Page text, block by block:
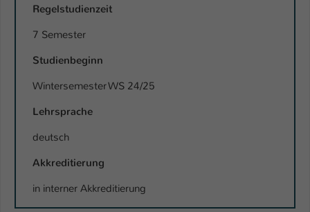
Regelstudienzeit
7 Semester
Studienbeginn
Wintersemester WS 24/25
Lehrsprache
deutsch
Akkreditierung
in interner Akkreditierung
Zugang zu geschützten Bereichen
Name be_typo_user
ein Besucher im Typo3-Backend
angemeldet ist und Rechte besitzt diese